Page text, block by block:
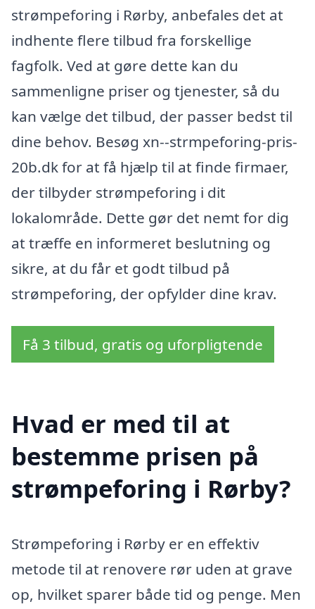
strømpeforing i Rørby, anbefales det at
indhente flere tilbud fra forskellige
fagfolk. Ved at gøre dette kan du
sammenligne priser og tjenester, så du
kan vælge det tilbud, der passer bedst til
dine behov. Besøg xn--strmpeforing-pris-
20b.dk for at få hjælp til at finde firmaer,
der tilbyder strømpeforing i dit
lokalområde. Dette gør det nemt for dig
at træffe en informeret beslutning og
sikre, at du får et godt tilbud på
strømpeforing, der opfylder dine krav.
Få 3 tilbud, gratis og uforpligtende
Hvad er med til at
bestemme prisen på
strømpeforing i Rørby?
Strømpeforing i Rørby er en effektiv
metode til at renovere rør uden at grave
op, hvilket sparer både tid og penge. Men